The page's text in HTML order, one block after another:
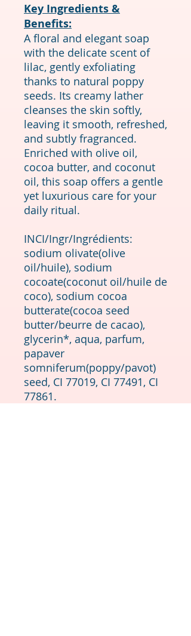
Key Ingredients &
Benefits:
A floral and elegant soap
with the delicate scent of
lilac, gently exfoliating
thanks to natural poppy
seeds. Its creamy lather
cleanses the skin softly,
leaving it smooth, refreshed,
and subtly fragranced.
Enriched with olive oil,
cocoa butter, and coconut
oil, this soap offers a gentle
yet luxurious care for your
daily ritual.
INCI/Ingr/Ingrédients:
sodium olivate(olive
oil/huile), sodium
cocoate(coconut oil/huile de
coco), sodium cocoa
butterate(cocoa seed
butter/beurre de cacao),
glycerin*, aqua, parfum,
papaver
somniferum(poppy/pavot)
seed, CI 77019, CI 77491, CI
77861.